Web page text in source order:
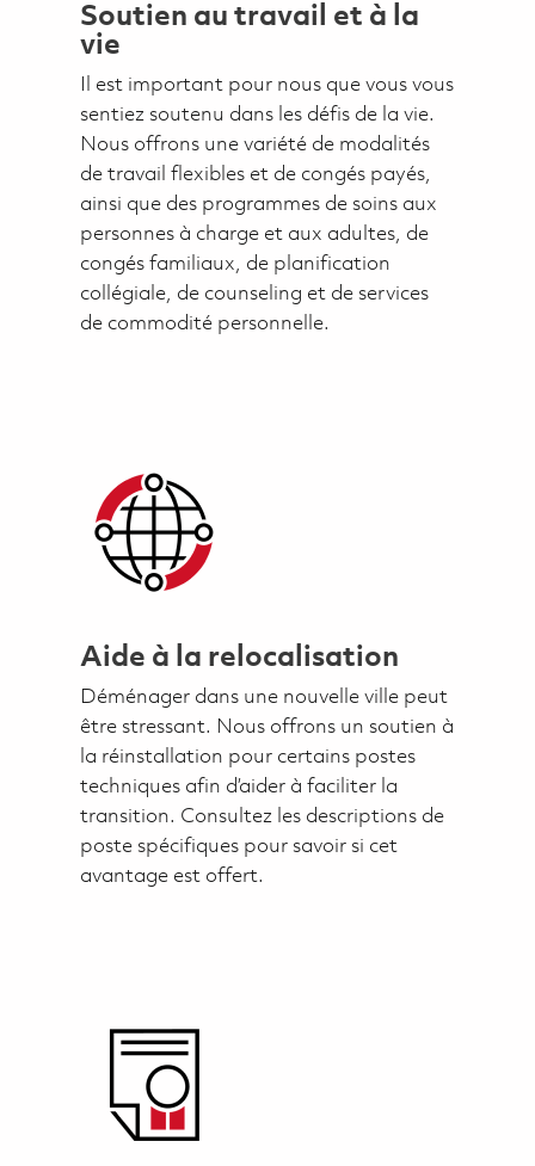
Soutien au travail et à la
vie
Il est important pour nous que vous vous
sentiez soutenu dans les défis de la vie.
Nous offrons une variété de modalités
de travail flexibles et de congés payés,
ainsi que des programmes de soins aux
personnes à charge et aux adultes, de
congés familiaux, de planification
collégiale, de counseling et de services
de commodité personnelle.
Aide à la relocalisation
Déménager dans une nouvelle ville peut
être stressant. Nous offrons un soutien à
la réinstallation pour certains postes
techniques afin d’aider à faciliter la
transition. Consultez les descriptions de
poste spécifiques pour savoir si cet
avantage est offert.